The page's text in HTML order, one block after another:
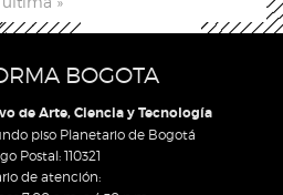
BOGOTA
de Arte, Ciencia y Tecnología
piso Planetario de Bogotá
Postal: 110321
de atención: